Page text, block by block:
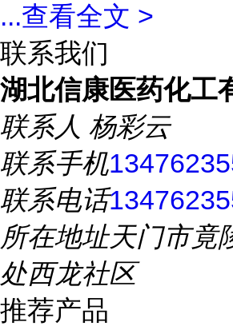
...查看全文 >
联系我们
湖北信康医药化工
联系人 杨彩云
联系手机
联系电话
所在地址天门市竟
处西龙社区
推荐产品